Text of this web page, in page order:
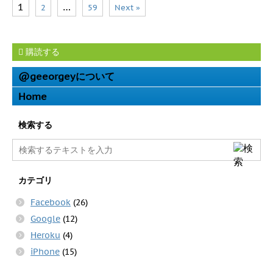
1 2 … 59 Next »
購読する
@geeorgeyについて
Home
検索する
カテゴリ
Facebook (26)
Google (12)
Heroku (4)
iPhone (15)